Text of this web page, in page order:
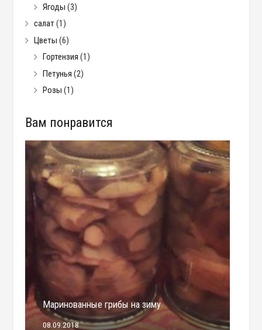
Ягоды (3)
салат(1)
Цветы (6)
Гортензия (1)
Петунья (2)
Розы (1)
Вам понравится
Маринованные грибы на зиму
08.09.2018